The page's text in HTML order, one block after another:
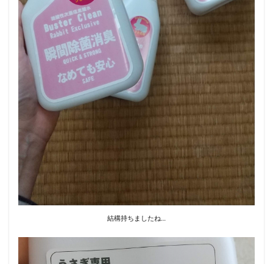
結構持ちましたね…